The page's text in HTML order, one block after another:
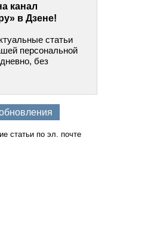
канал
в Дзене!
статьи
персональной
без
статьи по эл. почте